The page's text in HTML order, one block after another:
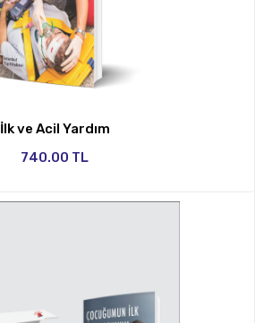
İlk ve Acil Yardım
740.00 TL